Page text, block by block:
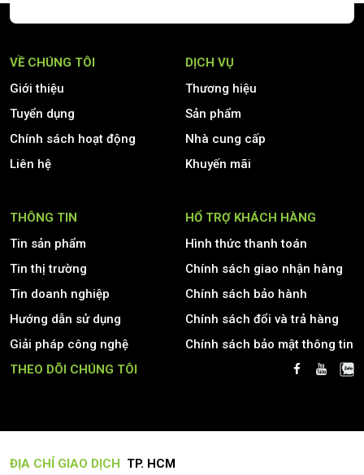
VỀ CHÚNG TÔI
Giới thiệu
Tuyển dụng
Chính sách hoạt động
Liên hệ
DỊCH VỤ
Thương hiệu
Sản phẩm
Nhà cung cấp
Khuyến mãi
THÔNG TIN
Tin sản phẩm
Tin thị trường
Tin doanh nghiệp
Hướng dẫn sử dụng
Giải pháp công nghệ
HỔ TRỢ KHÁCH HÀNG
Hình thức thanh toán
Chính sách giao nhận hàng
Chính sách bảo hành
Chính sách đổi và trả hàng
Chính sách bảo mật thông tin
THEO DÕI CHÚNG TÔI
ĐỊA CHỈ GIAO DỊCH TP. HCM